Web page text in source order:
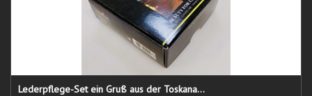
Lederpflege-Set ein Gruß aus der Toskana...